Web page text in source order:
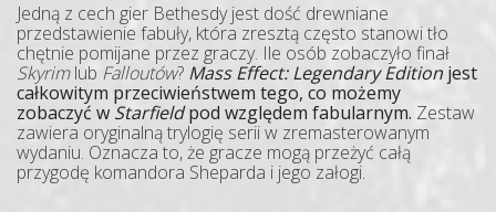
Jedną z cech gier Bethesdy jest dość drewniane
przedstawienie fabuły, która zresztą często stanowi tło
chętnie pomijane przez graczy. Ile osób zobaczyło finał
Skyrimlub Falloutów? Mass Effect: Legendary Edition jest
całkowitym przeciwieństwem tego, co możemy
zobaczyć w Starfieldpod względem fabularnym. Zestaw
zawiera oryginalną trylogię serii w zremasterowanym
wydaniu. Oznacza to, że gracze mogą przeżyć całą
przygodę komandora Sheparda i jego załogi.